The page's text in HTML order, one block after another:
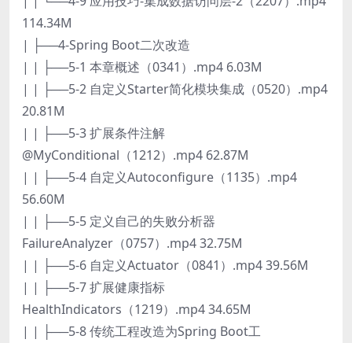
114.34M
| ├──4-Spring Boot二次改造
| | ├──5-1 本章概述（0341）.mp4 6.03M
| | ├──5-2 自定义Starter简化模块集成（0520）.mp4
20.81M
| | ├──5-3 扩展条件注解
@MyConditional（1212）.mp4 62.87M
| | ├──5-4 自定义Autoconfigure（1135）.mp4
56.60M
| | ├──5-5 定义自己的失败分析器
FailureAnalyzer（0757）.mp4 32.75M
| | ├──5-6 自定义Actuator（0841）.mp4 39.56M
| | ├──5-7 扩展健康指标
HealthIndicators（1219）.mp4 34.65M
| | ├──5-8 传统工程改造为Spring Boot工